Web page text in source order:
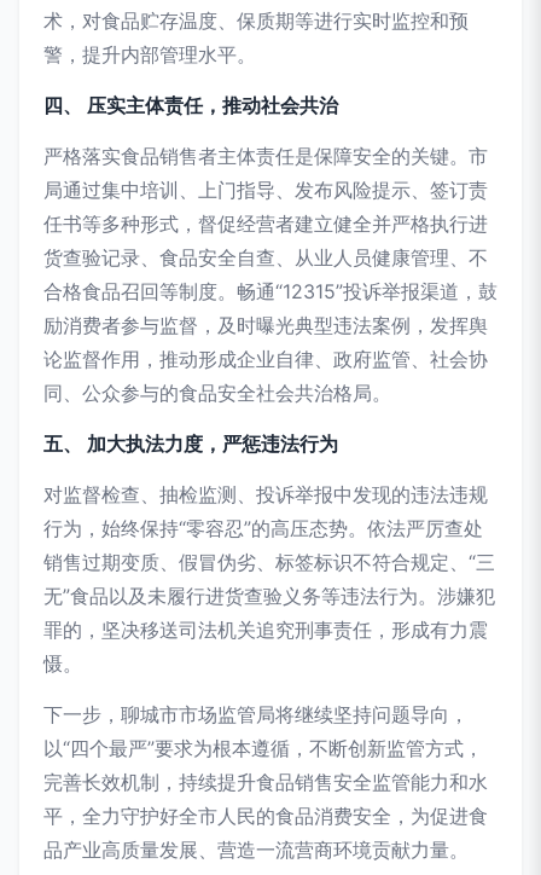
术，对食品贮存温度、保质期等进行实时监控和预
警，提升内部管理水平。
四、 压实主体责任，推动社会共治
严格落实食品销售者主体责任是保障安全的关键。市
局通过集中培训、上门指导、发布风险提示、签订责
任书等多种形式，督促经营者建立健全并严格执行进
货查验记录、食品安全自查、从业人员健康管理、不
合格食品召回等制度。畅通“12315”投诉举报渠道，鼓
励消费者参与监督，及时曝光典型违法案例，发挥舆
论监督作用，推动形成企业自律、政府监管、社会协
同、公众参与的食品安全社会共治格局。
五、 加大执法力度，严惩违法行为
对监督检查、抽检监测、投诉举报中发现的违法违规
行为，始终保持“零容忍”的高压态势。依法严厉查处
销售过期变质、假冒伪劣、标签标识不符合规定、“三
无”食品以及未履行进货查验义务等违法行为。涉嫌犯
罪的，坚决移送司法机关追究刑事责任，形成有力震
慑。
下一步，聊城市市场监管局将继续坚持问题导向，
以“四个最严”要求为根本遵循，不断创新监管方式，
完善长效机制，持续提升食品销售安全监管能力和水
平，全力守护好全市人民的食品消费安全，为促进食
品产业高质量发展、营造一流营商环境贡献力量。